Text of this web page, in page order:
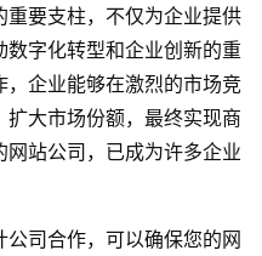
要支柱，不仅为企业提供
字化转型和企业创新的重
企业能够在激烈的市场竞
大市场份额，最终实现商
站公司，已成为许多企业
公司合作，可以确保您的网